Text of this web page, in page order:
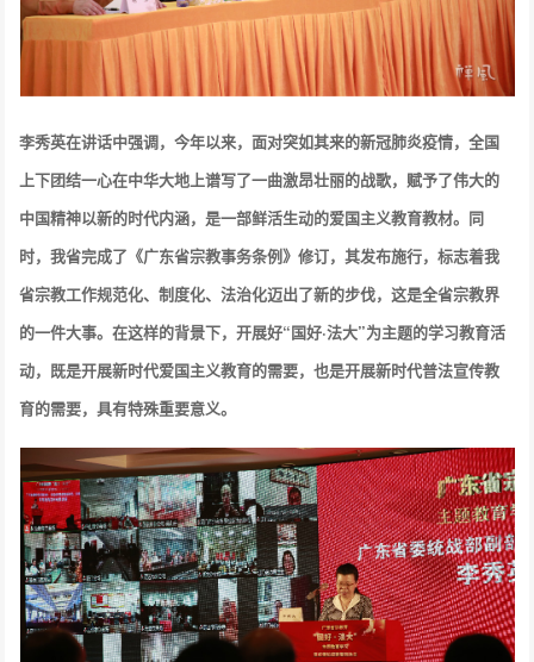
李秀英在讲话中强调，今年以来，面对突如其来的新冠肺炎疫情，全国
上下团结一心在中华大地上谱写了一曲激昂壮丽的战歌，赋予了伟大的
中国精神以新的时代内涵，是一部鲜活生动的爱国主义教育教材。同
时，我省完成了《广东省宗教事务条例》修订，其发布施行，标志着我
省宗教工作规范化、制度化、法治化迈出了新的步伐，这是全省宗教界
的一件大事。在这样的背景下，开展好“国好·法大”为主题的学习教育活
动，既是开展新时代爱国主义教育的需要，也是开展新时代普法宣传教
育的需要，具有特殊重要意义。